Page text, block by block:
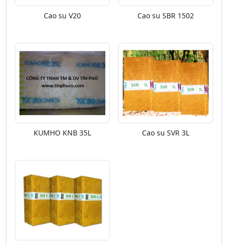
Cao su V20 Cao su SBR 1502
KUMHO KNB 35L Cao su SVR 3L